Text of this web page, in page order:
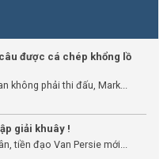
được cá chép khổng lồ
không phải thi đấu, Mark...
giải khuây !
tiền đạo Van Persie mới...